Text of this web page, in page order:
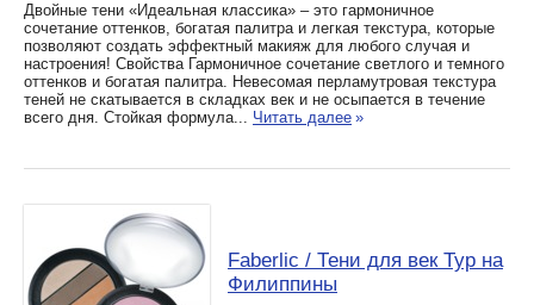
Двойные тени «Идеальная классика» – это гармоничное
сочетание оттенков, богатая палитра и легкая текстура, которые
позволяют создать эффектный макияж для любого случая и
настроения! Свойства Гармоничное сочетание светлого и темного
оттенков и богатая палитра. Невесомая перламутровая текстура
теней не скатывается в складках век и не осыпается в течение
всего дня. Стойкая формула... Читать далее »
Faberlic / Тени для век Тур на
Филиппины